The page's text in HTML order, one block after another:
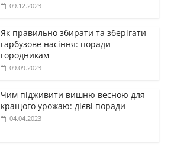
09.12.2023
Як правильно збирати та зберігати
гарбузове насіння: поради
городникам
09.09.2023
Чим підживити вишню весною для
кращого урожаю: дієві поради
04.04.2023